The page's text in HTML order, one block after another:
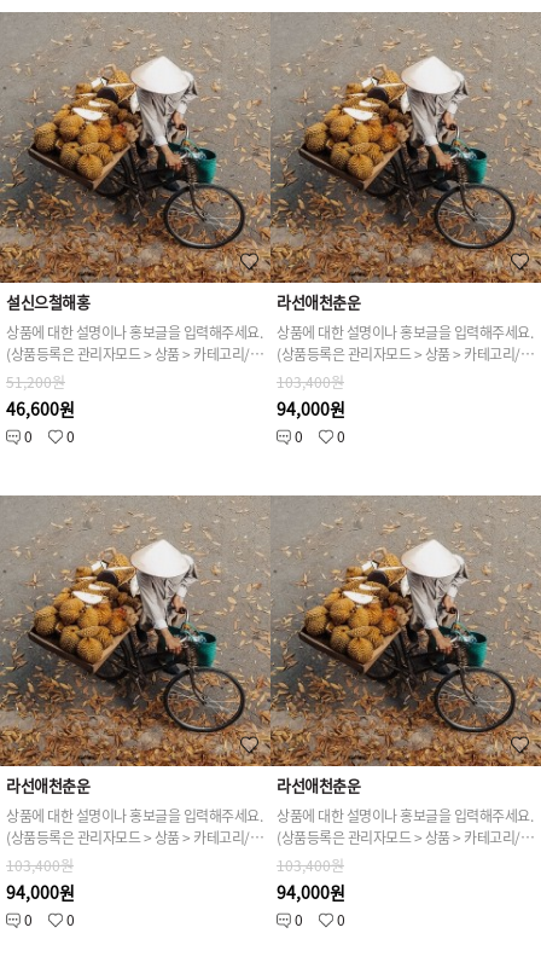
설신으철해홍
상품에 대한 설명이나 홍보글을 입력해주세요.
(상품등록은 관리자모드 > 상품 > 카테고리/상품관리 > 상품등록 가능)
51,200원
46,600원
0 0
라선애천춘운
상품에 대한 설명이나 홍보글을 입력해주세요.
(상품등록은 관리자모드 > 상품 > 카테고리/상품관리 > 상품등록 가능)
103,400원
94,000원
0 0
라선애천춘운
상품에 대한 설명이나 홍보글을 입력해주세요.
(상품등록은 관리자모드 > 상품 > 카테고리/상품관리 > 상품등록 가능)
103,400원
94,000원
0 0
라선애천춘운
상품에 대한 설명이나 홍보글을 입력해주세요.
(상품등록은 관리자모드 > 상품 > 카테고리/상품관리 > 상품등록 가능)
103,400원
94,000원
0 0